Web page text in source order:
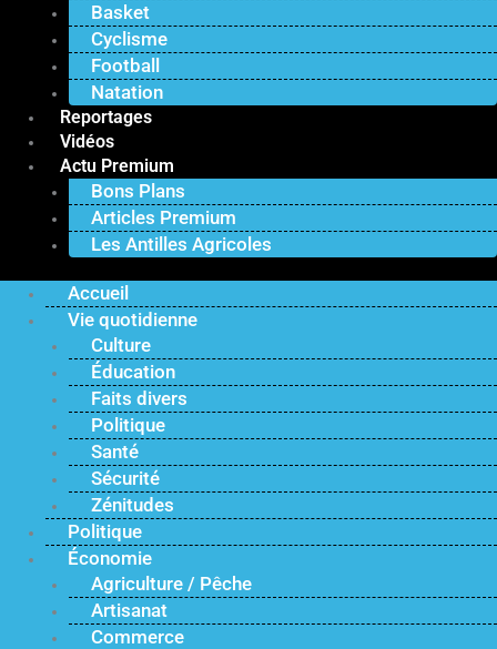
Basket
Cyclisme
Football
Natation
Reportages
Vidéos
Actu Premium
Bons Plans
Articles Premium
Les Antilles Agricoles
Accueil
Vie quotidienne
Culture
Éducation
Faits divers
Politique
Santé
Sécurité
Zénitudes
Politique
Économie
Agriculture / Pêche
Artisanat
Commerce